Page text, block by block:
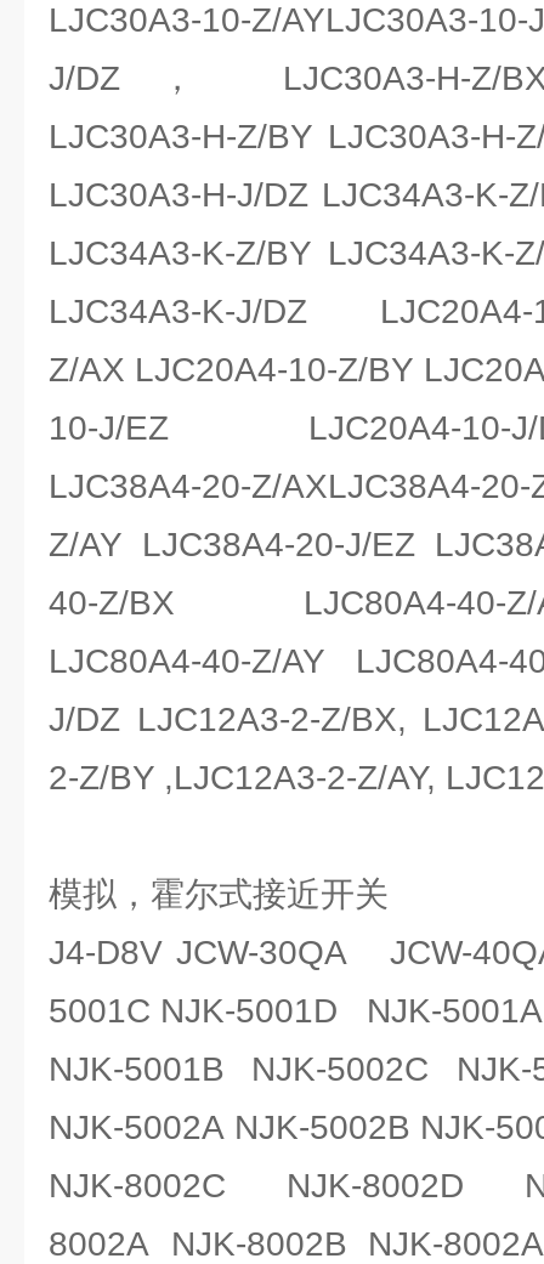
LJC30A3-10-Z/AYLJC30A3-
J/DZ， LJC30A3-H-Z/BX
LJC30A3-H-Z/BY LJC30A3-H-
LJC30A3-H-J/DZ LJC34A3-K-
LJC34A3-K-Z/BY LJC34A3-K-
LJC34A3-K-J/DZ LJC20A4-
Z/AX LJC20A4-10-Z/BY
10-J/EZ LJC20A4-10-J/
LJC38A4-20-Z/AXLJC38A4-
Z/AY LJC38A4-20-J/EZ
40-Z/BX LJC80A4-40-Z/
LJC80A4-40-Z/AY LJC80A4-
J/DZ LJC12A3-2-Z/BX,
2-Z/BY ,LJC12A3-2-Z/AY,
模拟，霍尔式接近开关
J4-D8V JCW-30QA JCW-
5001C NJK-5001D NJK-5001A
NJK-5001B NJK-5002C NJK-
NJK-5002A NJK-5002B NJK-
NJK-8002C NJK-8002D
8002A NJK-8002B NJK-